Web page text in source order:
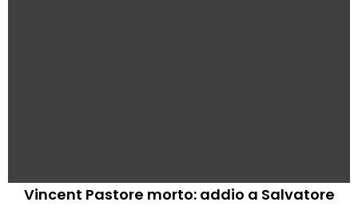
Vincent Pastore morto: addio a Salvatore